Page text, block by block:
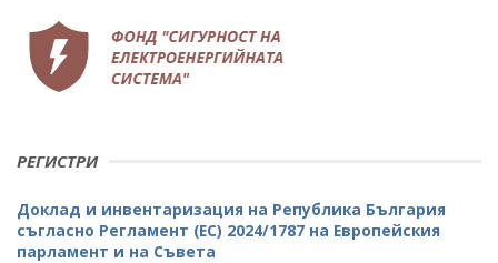
РЕГИСТРИ
Доклад и инвентаризация на Република България
съгласно Регламент (ЕС) 2024/1787 на Европейския
парламент и на Съвета